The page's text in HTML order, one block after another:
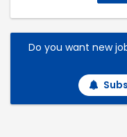
Do you want new